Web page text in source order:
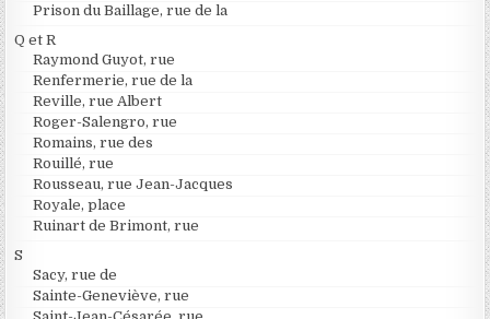
Prison du Baillage, rue de la
Q et R
Raymond Guyot, rue
Renfermerie, rue de la
Reville, rue Albert
Roger-Salengro, rue
Romains, rue des
Rouillé, rue
Rousseau, rue Jean-Jacques
Royale, place
Ruinart de Brimont, rue
S
Sacy, rue de
Sainte-Geneviève, rue